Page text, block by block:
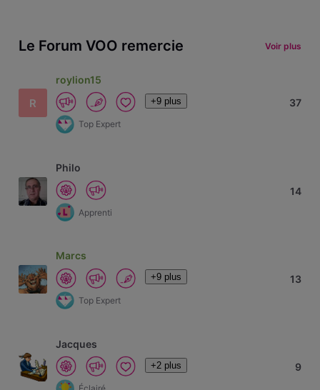
Le Forum VOO remercie Voir plus
R
roylion15
+9 plus
Top Expert
37
Philo
Apprenti
14
Marcs
+9 plus
Top Expert
13
Jacques
+2 plus 9